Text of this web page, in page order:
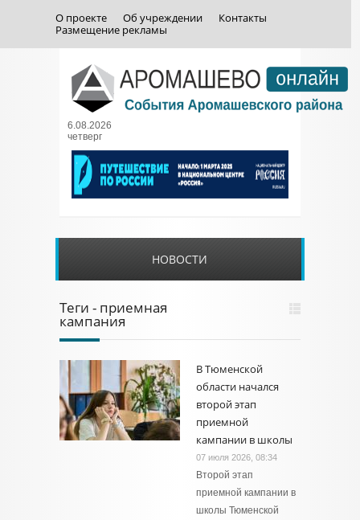
О проекте Об учреждении
Контакты
Размещение рекламы
6.08.2026
четверг
НОВОСТИ
Теги - приемная
кампания
В Тюменской
области начался
второй этап
приемной
кампании в школы
07 июля 2026, 08:34
Второй этап
приемной кампании в
школы Тюменской